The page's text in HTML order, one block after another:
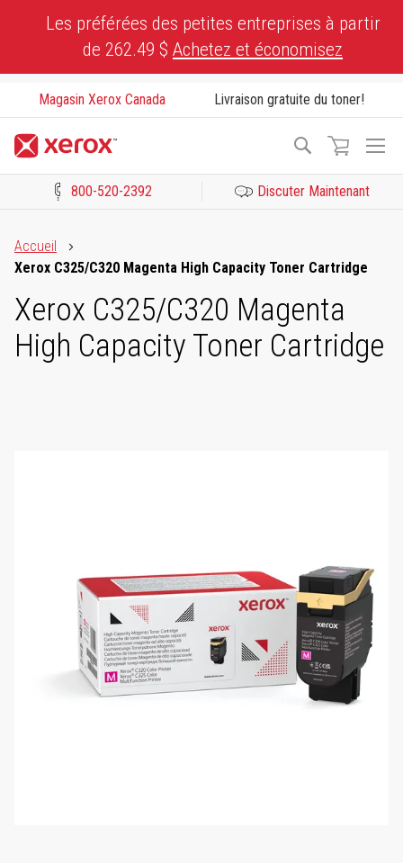
Les préférées des petites entreprises à partir
de 262.49 $ Achetez et économisez
Magasin Xerox Canada Livraison gratuite du toner!
Recherche
800-520-2392 Discuter Maintenant
Accueil
Xerox C325/C320 Magenta High Capacity Toner Cartridge
Xerox C325/C320 Magenta
High Capacity Toner Cartridge